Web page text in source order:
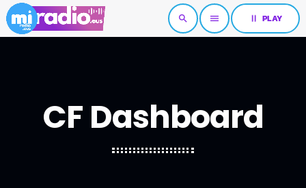
search menu pause PLAY
CF Dashboard